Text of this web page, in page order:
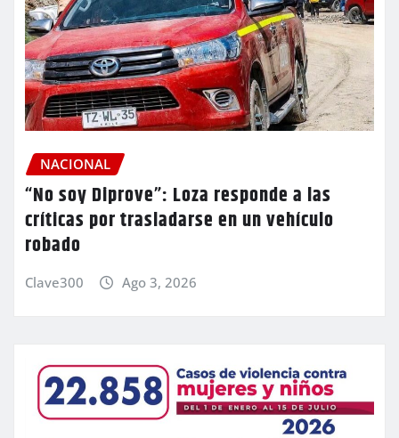
NACIONAL
“No soy Diprove”: Loza responde a las
críticas por trasladarse en un vehículo
robado
Clave300 Ago 3, 2026